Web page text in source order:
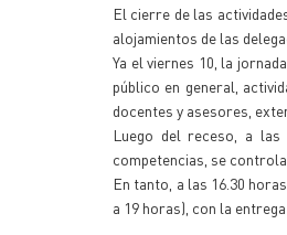
El cierre de las
alojamientos de las
Ya el viernes 10, la
público en general,
docentes y asesores,
Luego del receso, a
competencias, se
En tanto, a las 16.30
a 19 horas), con la